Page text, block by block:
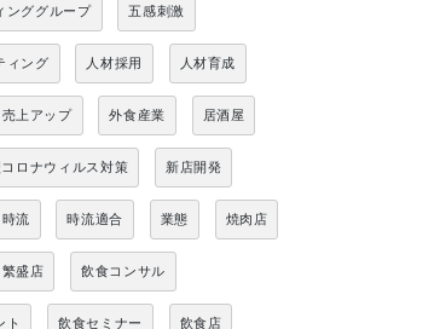
ンググループ 五感刺激
ィング 人材採用 人材育成
売上アップ 外食産業 居酒屋
ロナウィルス対策 新店開発
時流 時流適合 業態 焼肉店
繁盛店 飲食コンサル
ト 飲食セミナー 飲食店